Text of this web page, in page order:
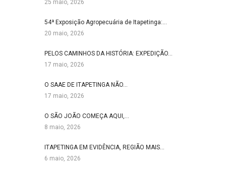
25 maio, 2026
54ª Exposição Agropecuária de Itapetinga:…
20 maio, 2026
PELOS CAMINHOS DA HISTÓRIA: EXPEDIÇÃO…
17 maio, 2026
O SAAE DE ITAPETINGA NÃO…
17 maio, 2026
O SÃO JOÃO COMEÇA AQUI,…
8 maio, 2026
ITAPETINGA EM EVIDÊNCIA, REGIÃO MAIS…
6 maio, 2026